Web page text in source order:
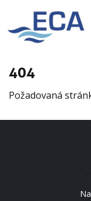
404
Požadovaná